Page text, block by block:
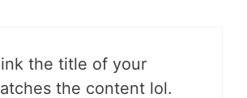
the title of your
the content lol.